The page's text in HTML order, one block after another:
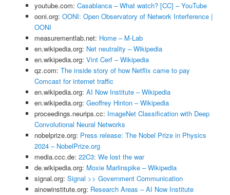
youtube.com: Casablanca – What watch? [CC] – YouTube
ooni.org: OONI: Open Observatory of Network Interference |
OONI
measurementlab.net: Home – M-Lab
en.wikipedia.org: Net neutrality – Wikipedia
en.wikipedia.org: Vint Cerf – Wikipedia
qz.com: The inside story of how Netflix came to pay
Comcast for internet traffic
en.wikipedia.org: AI Now Institute – Wikipedia
en.wikipedia.org: Geoffrey Hinton – Wikipedia
proceedings.neurips.cc: ImageNet Classification with Deep
Convolutional Neural Networks
nobelprize.org: Press release: The Nobel Prize in Physics
2024 – NobelPrize.org
media.ccc.de: 22C3: We lost the war
de.wikipedia.org: Moxie Marlinspike – Wikipedia
signal.org: Signal >> Government Communication
ainowinstitute.org: Research Areas – AI Now Institute